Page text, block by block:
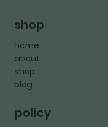
shop
home
about
shop
blog
policy